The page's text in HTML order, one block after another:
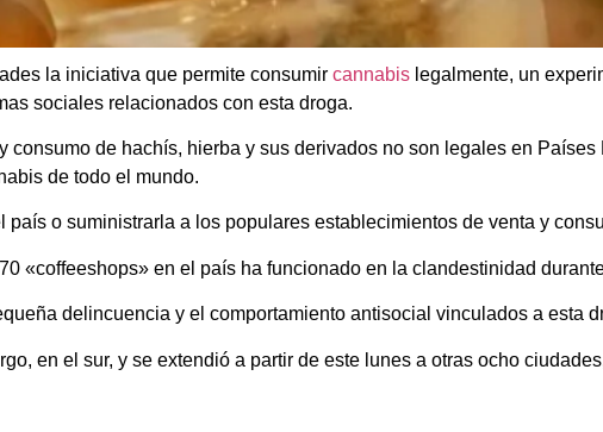
la iniciativa que permite consumir cannabis legalmente, un
sociales relacionados con esta droga.
consumo de hachís, hierba y sus derivados no son legales en
de todo el mundo.
o suministrarla a los populares establecimientos de venta y
«coffeeshops» en el país ha funcionado en la clandestinidad
delincuencia y el comportamiento antisocial vinculados a esta
en el sur, y se extendió a partir de este lunes a otras ocho